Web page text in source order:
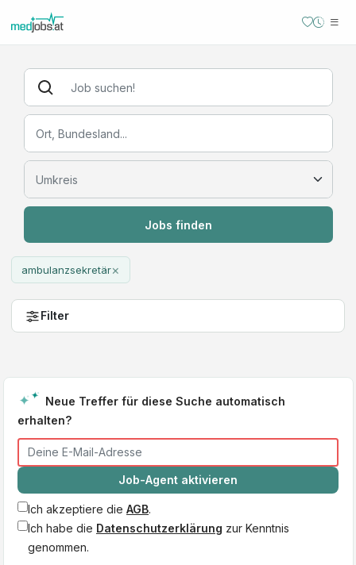
Jobs finden
ambulanzsekretär×
Filter
Neue Treffer für diese Suche automatisch
erhalten?
Job-Agent aktivieren
Ich akzeptiere die AGB.
Ich habe die Datenschutzerklärung zur Kenntnis
genommen.